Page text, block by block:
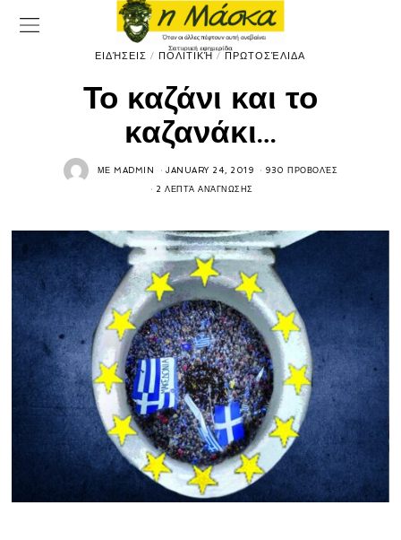
ΕΙΔΉΣΕΙΣ / ΠΟΛΙΤΙΚΉ / ΠΡΩΤΟΣΈΛΙΔΑ
Το καζάνι και το
καζανάκι…
ΜΕMADMIN JANUARY 24, 2019 930 ΠΡΟΒΟΛΈΣ
2 ΛΕΠΤΆ ΑΝΆΓΝΩΣΗΣ